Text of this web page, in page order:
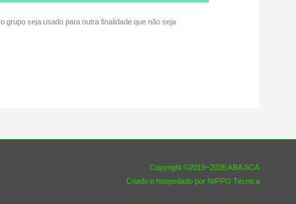
seja usado para outra finalidade que não seja
Copyright ©2019~2026ABAJICA
Criado e hospedado por NIPPO Técnica